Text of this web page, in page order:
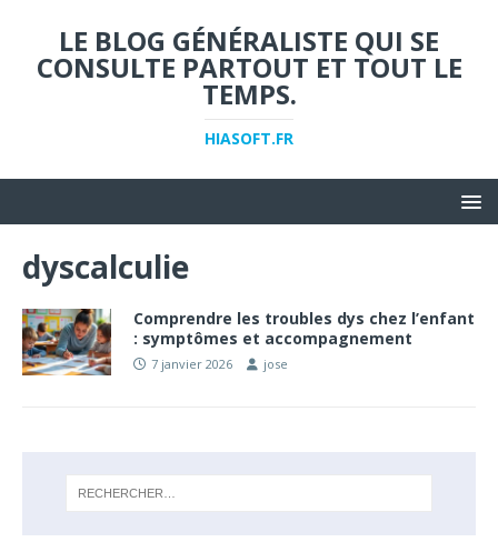
LE BLOG GÉNÉRALISTE QUI SE
CONSULTE PARTOUT ET TOUT LE
TEMPS.
HIASOFT.FR
dyscalculie
Comprendre les troubles dys chez l’enfant
: symptômes et accompagnement
7 janvier 2026 jose